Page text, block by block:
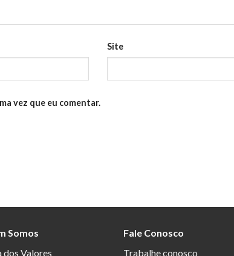
Site
vez que eu comentar.
Somos
dos Valores
Fale Conosco
Trabalhe conosco